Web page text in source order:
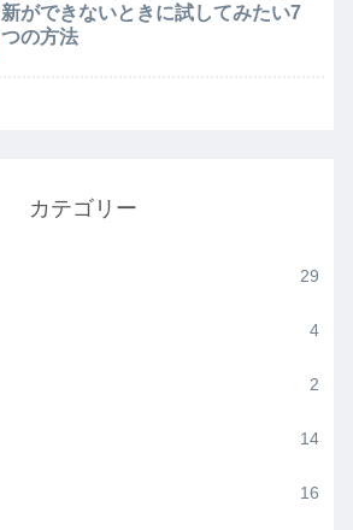
新ができないときに試してみたい7
つの方法
カテゴリー
29
4
2
14
16